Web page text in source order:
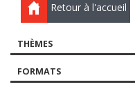
Retour à l'accueil
THÈMES
FORMATS